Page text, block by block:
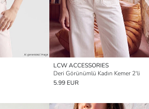
LCW ACCESSORIES
Deri Görünümlü Kadın Kemer 2'li
5.99 EUR